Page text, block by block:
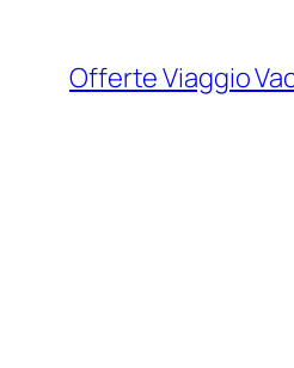
contenuto
Offerte Viaggio